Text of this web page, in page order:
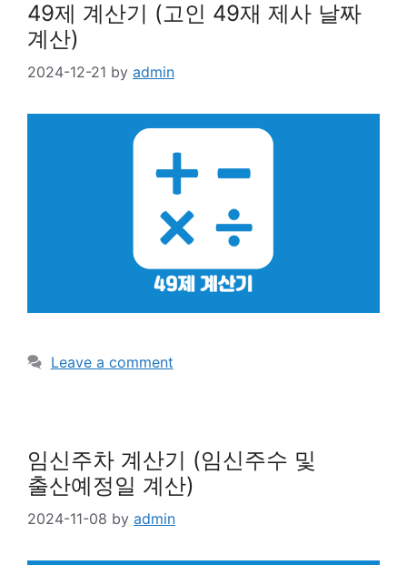
49제 계산기 (고인 49재 제사 날짜
계산)
2024-12-21 by admin
Leave a comment
임신주차 계산기 (임신주수 및
출산예정일 계산)
2024-11-08 by admin